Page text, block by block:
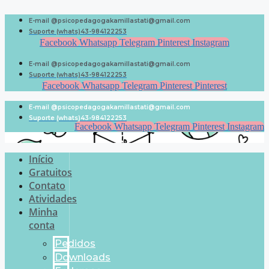
para
E-mail @psicopedagogakamillastati@gmail.com
Suporte (whats)43-984122253
Facebook Whatsapp Telegram Pinterest Instagram
E-mail @psicopedagogakamillastati@gmail.com
Suporte (whats)43-984122253
Facebook Whatsapp Telegram Pinterest Pinterest
E-mail @psicopedagogakamillastati@gmail.com
Suporte (whats)43-984122253
Facebook Whatsapp Telegram Pinterest Instagram
Início
Gratuitos
Contato
Atividades
Minha
conta
Pedidos
Downloads